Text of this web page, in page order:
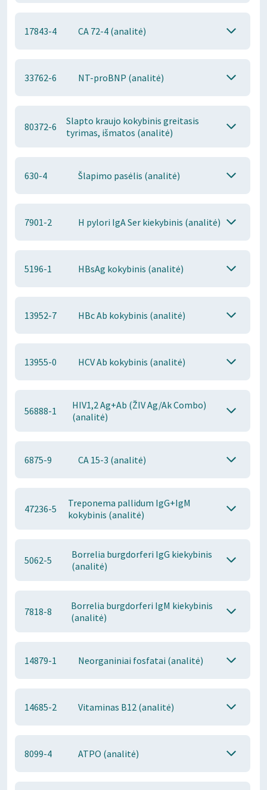
17843-4 CA 72-4 (analitė)
33762-6 NT-proBNP (analitė)
80372-6
Slapto kraujo kokybinis greitasis
tyrimas, išmatos (analitė)
630-4 Šlapimo pasėlis (analitė)
7901-2 H pylori IgA Ser kiekybinis (analitė)
5196-1 HBsAg kokybinis (analitė)
13952-7 HBc Ab kokybinis (analitė)
13955-0 HCV Ab kokybinis (analitė)
56888-1
HIV1,2 Ag+Ab (ŽIV Ag/Ak Combo)
(analitė)
6875-9 CA 15-3 (analitė)
47236-5
Treponema pallidum IgG+IgM
kokybinis (analitė)
5062-5
Borrelia burgdorferi IgG kiekybinis
(analitė)
7818-8
Borrelia burgdorferi IgM kiekybinis
(analitė)
14879-1 Neorganiniai fosfatai (analitė)
14685-2 Vitaminas B12 (analitė)
8099-4 ATPO (analitė)